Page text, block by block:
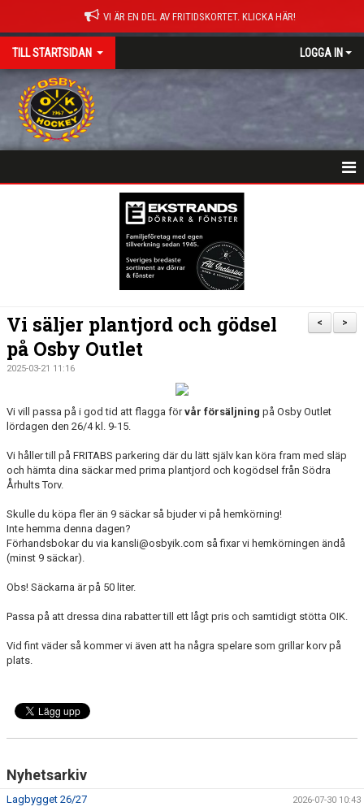
VI ÄR EN DEL AV FRITIDSKORTET. KLICKA HÄR!
TILL STARTSIDAN LOGGA IN
DOKUMENT
OSBY 50 ÅR URKLIPP
MEDLEMMAR
>
<
Vi säljer plantjord och gödsel
på Osby Outlet
2025-03-21 11:16
Vi vill passa på i god tid att flagga förvår försäljning på Osby Outlet
lördagen den 26/4 kl. 9-15.
Vi håller till på FRITABS parkering där du lätt själv kan köra fram med släp
och hämta dina säckar med prima plantjord och kogödsel från Södra
Århults Torv.
Skulle du köpa fler än 9 säckar så bjuder vi på hemkörning!
Inte hemma denna dagen?
Förhandsbokar du via kansli@osbyik.com så fixar vi hemkörningen ändå
(minst 9 säckar).
Obs! Säckarna är på 50 liter.
Passa på att dressa dina rabatter till ett lågt pris och samtidigt stötta OIK.
Vid fint väder så kommer vi även att ha några spelare som grillar korv på
plats.
Nyhetsarkiv
Lagbygget 26/27 2026-07-30 10:43